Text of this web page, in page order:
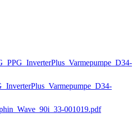
001019.pdf